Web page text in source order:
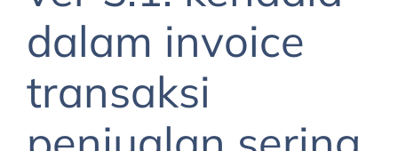
dalam invoice
transaksi